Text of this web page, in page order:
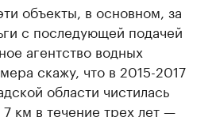
объекты, в основном, за
с последующей подачей
агентство водных
скажу, что в 2015-2017
области чистилась
км в течение трех лет —